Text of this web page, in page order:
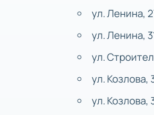
ул. Ленина,
ул. Ленина,
ул.
ул. Козлова,
ул. Козлова,